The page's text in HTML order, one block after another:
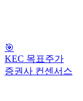
🎯
KEC 목표주가
증권사 컨센서스